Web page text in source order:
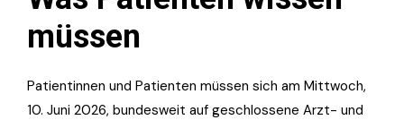
müssen
Patientinnen und Patienten müssen sich am Mittwoch,
10. Juni 2026, bundesweit auf geschlossene Arzt- und